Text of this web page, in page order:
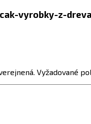
vyrobky-z-
Vyžadované